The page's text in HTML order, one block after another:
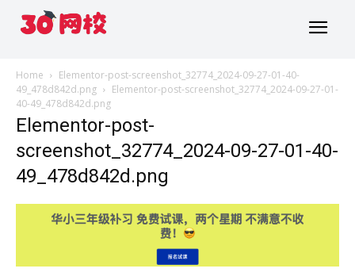
Home
Elementor-post-screenshot_32774_2024-09-27-01-40-
49_478d842d.png
Elementor-post-screenshot_32774_2024-09-27-01-
40-49_478d842d.png
Elementor-post-
screenshot_32774_2024-09-27-01-40-
49_478d842d.png